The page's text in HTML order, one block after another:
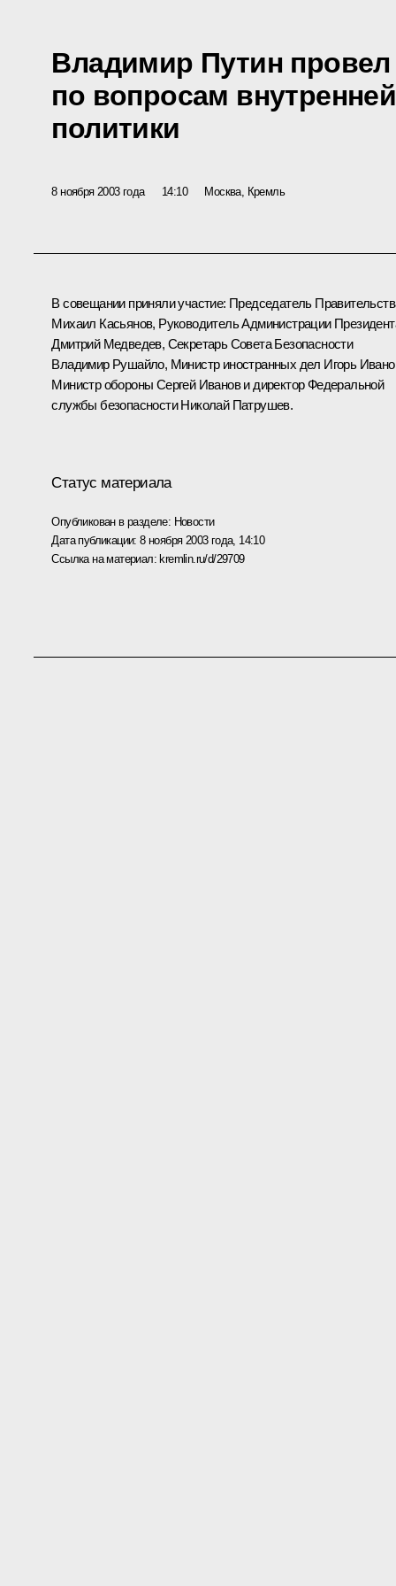
Владимир Путин
по вопросам
политики
8 ноября 2003 года 14:10 Москва, Кремль
В совещании приняли участие: Председатель
Михаил Касьянов, Руководитель Администрации
Дмитрий Медведев, Секретарь Совета Безопасности
Владимир Рушайло, Министр иностранных дел Игорь
Министр обороны Сергей Иванов и директор Федеральной
службы безопасности Николай Патрушев.
Статус материала
Опубликован в разделе: Новости
Дата публикации:8 ноября 2003 года, 14:10
Ссылка на материал:kremlin.ru/d/29709